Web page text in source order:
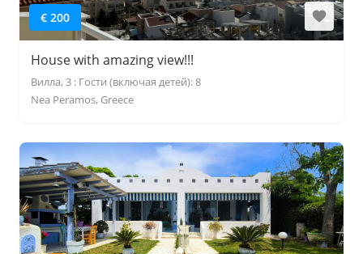
€ 200
House with amazing view!!!
Вилла, 3 : Гости (включая детей): 8
Nea Peramos, Greece